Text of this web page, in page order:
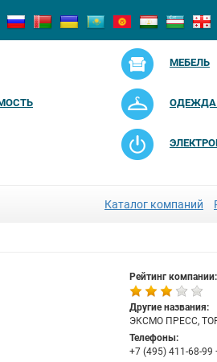
МЕБЕЛЬ
ОДЕЖДА
Каталог компаний
Рейтинг компании:
Другие названия:
ЭКСМО ПРЕСС,
Телефоны:
+7 (495) 411-68-99